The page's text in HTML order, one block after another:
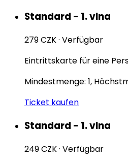
Standard - 1. vlna
279 CZK· Verfügbar
Eintrittskarte für eine
Mindestmenge: 1,
Ticket kaufen
Standard - 1. vlna
249 CZK· Verfügbar